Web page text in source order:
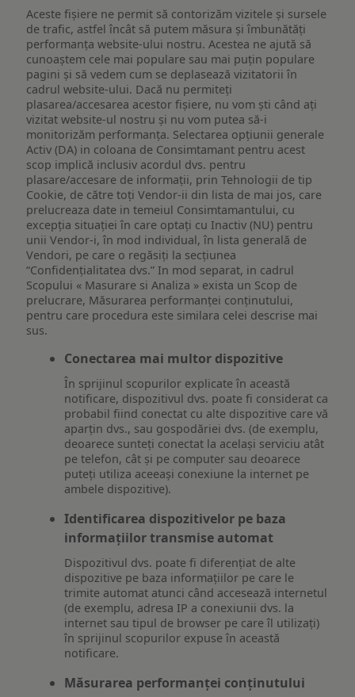
Aceste fișiere ne permit să contorizăm vizitele și sursele
de trafic, astfel încât să putem măsura și îmbunătăți
performanța website-ului nostru. Acestea ne ajută să
cunoaștem cele mai populare sau mai puțin populare
pagini și să vedem cum se deplasează vizitatorii în
cadrul website-ului. Dacă nu permiteți
plasarea/accesarea acestor fișiere, nu vom ști când ați
vizitat website-ul nostru și nu vom putea să-i
monitorizăm performanța. Selectarea opțiunii generale
Activ (DA) in coloana de Consimtamant pentru acest
scop implică inclusiv acordul dvs. pentru
plasare/accesare de informații, prin Tehnologii de tip
Cookie, de către toți Vendor-ii din lista de mai jos, care
prelucreaza date in temeiul Consimtamantului, cu
excepția situației în care optați cu Inactiv (NU) pentru
unii Vendor-i, în mod individual, în lista generală de
Vendori, pe care o regăsiți la secțiunea
“Confidențialitatea dvs.” In mod separat, in cadrul
Scopului « Masurare si Analiza » exista un Scop de
prelucrare, Măsurarea performanței conținutului,
pentru care procedura este similara celei descrise mai
sus.
Conectarea mai multor dispozitive
În sprijinul scopurilor explicate în această
notificare, dispozitivul dvs. poate fi considerat ca
probabil fiind conectat cu alte dispozitive care vă
aparțin dvs., sau gospodăriei dvs. (de exemplu,
deoarece sunteți conectat la același serviciu atât
pe telefon, cât și pe computer sau deoarece
puteți utiliza aceeași conexiune la internet pe
ambele dispozitive).
Identificarea dispozitivelor pe baza
informațiilor transmise automat
Dispozitivul dvs. poate fi diferențiat de alte
dispozitive pe baza informațiilor pe care le
trimite automat atunci când accesează internetul
(de exemplu, adresa IP a conexiunii dvs. la
internet sau tipul de browser pe care îl utilizați)
în sprijinul scopurilor expuse în această
notificare.
Măsurarea performanței conținutului